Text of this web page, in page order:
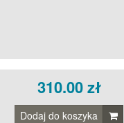
310.00 zł
Dodaj do koszyka